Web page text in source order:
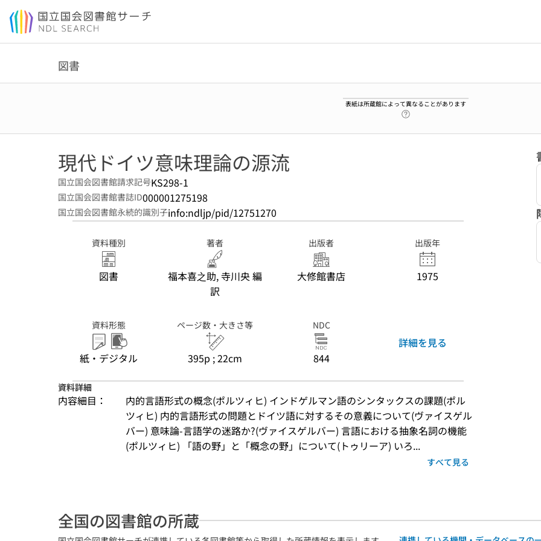
本文へ移動
図書
表紙は所蔵館によって異なることがあります
現代ドイツ意味理論の源流
国立国会図書館請求記号KS298-1
国立国会図書館書誌ID000001275198
国立国会図書館永続的識別子info:ndljp/pid/12751270
資料種別
図書
著者
福本喜之助, 寺川央 編
訳
出版者
大修館書店
出版年
1975
資料形態
紙・デジタル
ページ数・大きさ等
395p ; 22cm
NDC
844
詳細を見る
資料詳細
内容細目：
内的言語形式の概念(ポルツィヒ) インドゲルマン語のシンタックスの課題(ポル
ツィヒ) 内的言語形式の問題とドイツ語に対するその意義について(ヴァイスゲル
バー) 意味論-言語学の迷路か?(ヴァイスゲルバー) 言語における抽象名詞の機能
(ポルツィヒ) 「語の野」と「概念の野」について(トゥリーア) いろ...
すべて見る
全国の図書館の所蔵